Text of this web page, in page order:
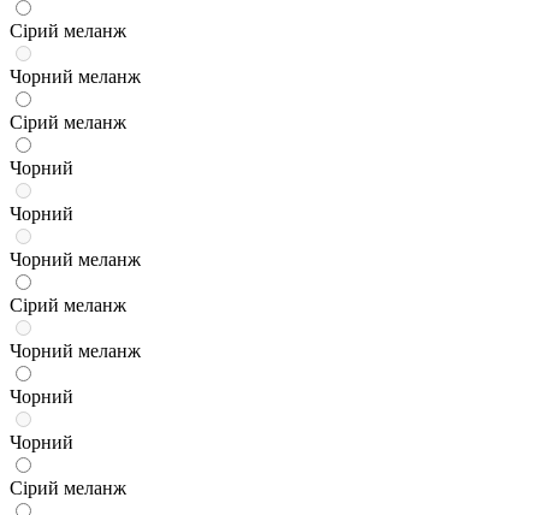
Сірий меланж
Чорний меланж
Сірий меланж
Чорний
Чорний
Чорний меланж
Сірий меланж
Чорний меланж
Чорний
Чорний
Сірий меланж